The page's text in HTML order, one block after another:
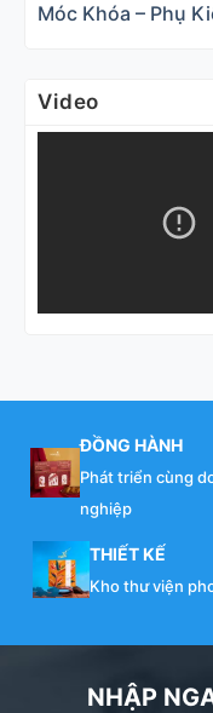
Móc Khóa – Phụ
Video
ĐỒNG HÀNH
Phát triển cùng
nghiệp
THIẾT KẾ
Kho thư viện
NHẬP